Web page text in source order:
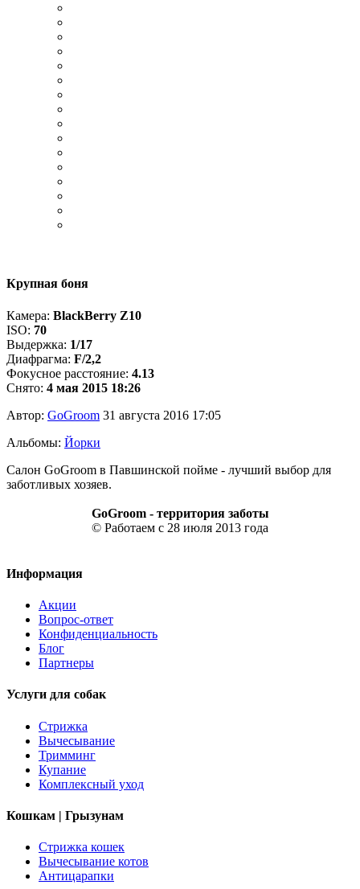
Крупная боня
Камера: BlackBerry Z10
ISO: 70
Выдержка: 1/17
Диафрагма: F/2,2
Фокусное расстояние: 4.13
Снято: 4 мая 2015 18:26
Автор: GoGroom 31 августа 2016 17:05
Альбомы: Йорки
Салон GoGroom в Павшинской пойме - лучший выбор для
заботливых хозяев.
GoGroom - территория заботы
© Работаем с 28 июля 2013 года
Информация
Акции
Вопрос-ответ
Конфиденциальность
Блог
Партнеры
Услуги для собак
Стрижка
Вычесывание
Тримминг
Купание
Комплексный уход
Кошкам | Грызунам
Стрижка кошек
Вычесывание котов
Антицарапки